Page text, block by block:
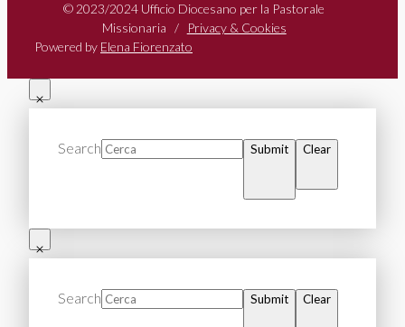
© 2023/2024 Ufficio Diocesano per la Pastorale
Missionaria /
Privacy & Cookies
Powered by Elena Fiorenzato
Search Submit Clear
Search Submit Clear